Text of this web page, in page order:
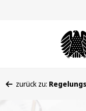
befinden
zurück zu: